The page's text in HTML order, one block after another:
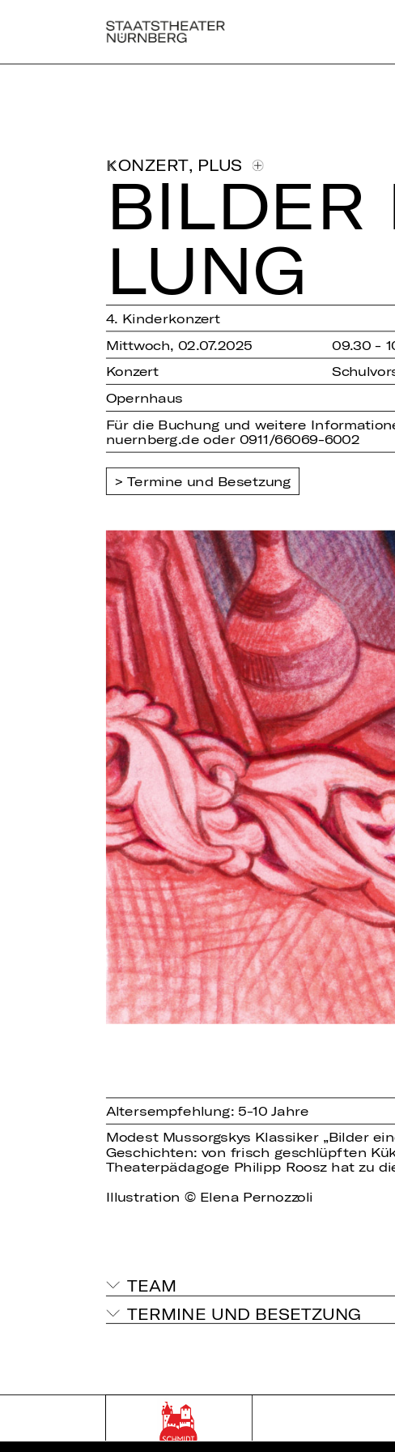
KONZERT , PLUS
LUNG
4. Kinderkonzert
Mittwoch, 02.07.2025
09.30 -
Konzert
Opernhaus
Für die Buchung und weitere
nuernberg.de oder 0911/66069-6002
Termine und Besetzung
Altersempfehlung: 5-10 Jahre
Modest Mussorgskys Klassiker „Bilder
Geschichten: von frisch geschlüpften
Theaterpädagoge Philipp Roosz hat zu
Illustration © Elena Pernozzoli
TEAM
TERMINE UND BESETZUNG